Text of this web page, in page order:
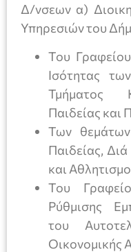
Δ/νσεων α)
Υπηρεσιών του
Του Γραφείου
Ισότητας
Τμήματος
Παιδείας και
Των θεμάτων
Παιδείας,
και
Του
Ρύθμισης
του
Οικονομικής